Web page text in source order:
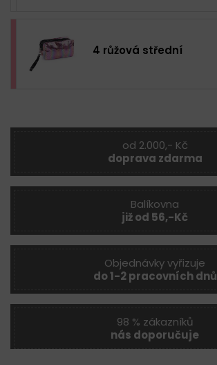
4 růžová střední
od 2.000,- Kč
doprava zdarma
Balíkovna
již od 56,-Kč
Objednávky vyřizuje
do 1-2 pracovních dnů
98 % zákazníků
nás doporučuje